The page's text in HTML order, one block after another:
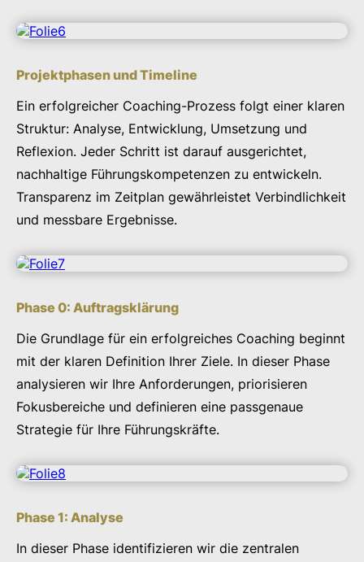
Projektphasen und Timeline
Ein erfolgreicher Coaching-Prozess folgt einer klaren
Struktur: Analyse, Entwicklung, Umsetzung und
Reflexion. Jeder Schritt ist darauf ausgerichtet,
nachhaltige Führungskompetenzen zu entwickeln.
Transparenz im Zeitplan gewährleistet Verbindlichkeit
und messbare Ergebnisse.
Phase 0: Auftragsklärung
Die Grundlage für ein erfolgreiches Coaching beginnt
mit der klaren Definition Ihrer Ziele. In dieser Phase
analysieren wir Ihre Anforderungen, priorisieren
Fokusbereiche und definieren eine passgenaue
Strategie für Ihre Führungskräfte.
Phase 1: Analyse
In dieser Phase identifizieren wir die zentralen